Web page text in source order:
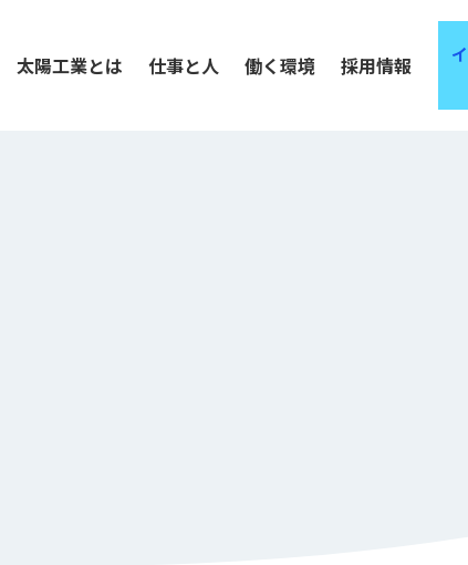
太陽工業とは 仕事と人 働く環境 採用情報